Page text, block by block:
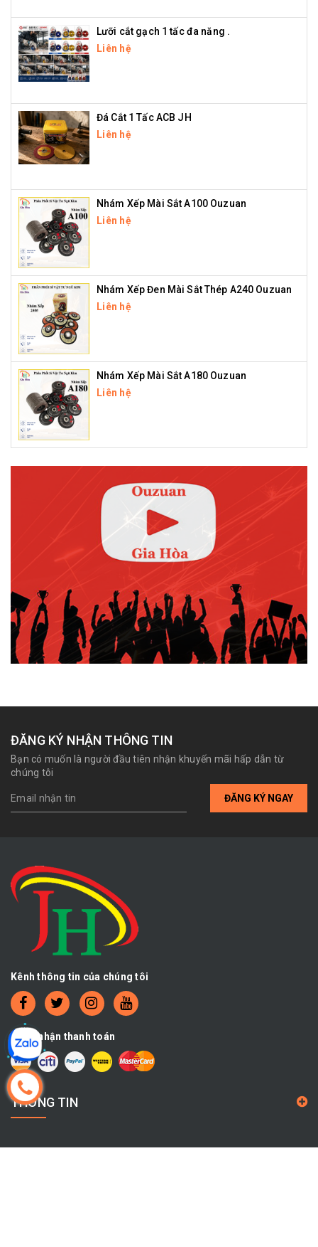
Lưỡi cắt gạch 1 tấc đa năng .
Liên hệ
Đá Cắt 1 Tấc ACB JH
Liên hệ
Nhám Xếp Mài Sắt A100 Ouzuan
Liên hệ
Nhám Xếp Đen Mài Sắt Thép A240 Ouzuan
Liên hệ
Nhám Xếp Mài Sắt A180 Ouzuan
Liên hệ
ĐĂNG KÝ NHẬN THÔNG TIN
Bạn có muốn là người đầu tiên nhận khuyến mãi hấp dẫn từ
chúng tôi
ĐĂNG KÝ NGAY
Kênh thông tin của chúng tôi
Chấp nhận thanh toán
THÔNG TIN